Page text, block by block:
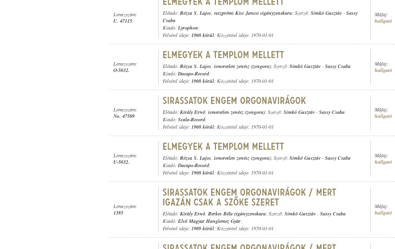
Lemezszám:
U. 47115.
Előadó: Rózsa S. Lajos, veszprémi Kiss Jancsi cigányzenekara; Szerző: Simkó Gusztáv - Sassy
Csaba
Kiadó: Lyrophon;
Felvétel ideje: 1908 körül; Közzététel ideje: 1970-01-01
Műfaj:
hallgató
Lemezszám:
O-5032.
Előadó: Rózsa S. Lajos, ismeretlen zenész (zongora); Szerző: Simkó Gusztáv - Sassy Csaba
Kiadó:Dacapo-Record;
Felvétel ideje: 1908 körül; Közzététel ideje: 1970-01-01
Műfaj:
hallgató
Lemezszám:
No. 47509
Előadó: Király Ernő, ismeretlen zenész (zongora); Szerző: Simkó Gusztáv - Sassy Csaba
Kiadó: Scala-Record;
Felvétel ideje: 1908 körül; Közzététel ideje: 1970-01-01
Műfaj:
hallgató
Lemezszám:
U-5032.
Előadó: Rózsa S. Lajos, ismeretlen zenész (zongora); Szerző: Simkó Gusztáv - Sassy Csaba
Kiadó:Dacapo-Record;
Felvétel ideje: 1908 körül; Közzététel ideje: 1970-01-01
Műfaj:
hallgató
Lemezszám:
1385
Előadó: Király Ernő, Berkes Béla cigányzenekara; Szerző: Simkó Gusztáv - Sassy Csaba
Kiadó: Első Magyar Hanglemez Gyár;
Felvétel ideje: 1909 körül; Közzététel ideje: 1970-01-01
Műfaj:
hallgató